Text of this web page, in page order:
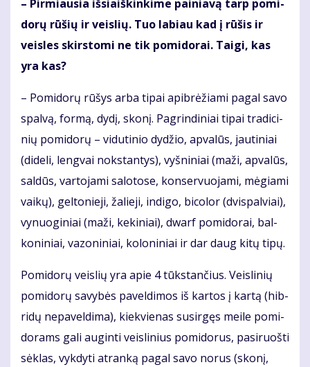
– Pir­miau­sia iš­si­aiš­kin­ki­me pai­nia­vą tarp po­mi­
do­rų rū­šių ir veis­lių. Tuo la­biau kad į rū­šis ir
veis­les skirs­to­mi ne tik po­mi­do­rai. Tai­gi, kas
yra kas?
– Po­mi­do­rų rū­šys ar­ba ti­pai api­brė­žia­mi pa­gal sa­vo
spal­vą, for­mą, dy­dį, sko­nį. Pa­grin­di­niai ti­pai tra­di­ci­
nių po­mi­do­rų – vi­du­ti­nio dy­džio, ap­va­lūs, jau­ti­niai
(di­de­li, leng­vai noks­tan­tys), vyš­ni­niai (ma­ži, ap­va­lūs,
sal­dūs, var­to­ja­mi sa­lo­to­se, kon­ser­vuo­ja­mi, mė­gia­mi
vai­kų), gel­to­nie­ji, ža­lie­ji, in­di­go, bi­co­lor (dvi­spal­viai),
vy­nuo­gi­niai (ma­ži, ke­ki­niai), dwarf po­mi­do­rai, bal­
ko­ni­niai, va­zo­ni­niai, ko­lo­ni­niai ir dar daug ki­tų ti­pų.
Po­mi­do­rų veis­lių yra apie 4 tūks­tan­čius. Veis­li­nių
po­mi­do­rų sa­vy­bės pa­vel­di­mos iš kar­tos į kar­tą (hib­
ri­dų ne­pa­vel­di­ma), kiek­vie­nas su­sir­gęs mei­le po­mi­
do­rams ga­li au­gin­ti veis­li­nius po­mi­do­rus, pa­si­ruoš­ti
sėk­las, vyk­dy­ti at­ran­ką pa­gal sa­vo no­rus (sko­nį,